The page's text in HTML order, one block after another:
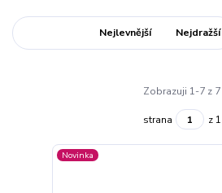
Nejlevnější Nejdražší
Zobrazuji 1-7 z 7
strana z 1
Novinka